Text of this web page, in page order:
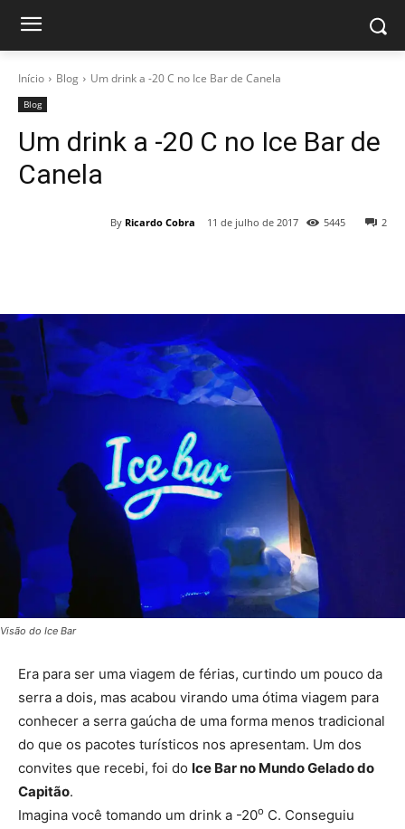
Início Blog Um drink a -20 C no Ice Bar de Canela
Blog
Um drink a -20 C no Ice Bar de
Canela
By Ricardo Cobra 11 de julho de 2017 2
5445
Visão do Ice Bar
Era para ser uma viagem de férias, curtindo um pouco da
serra a dois, mas acabou virando uma ótima viagem para
conhecer a serra gaúcha de uma forma menos tradicional
do que os pacotes turísticos nos apresentam. Um dos
convites que recebi, foi do Ice Bar no Mundo Gelado do
Capitão.
Imagina você tomando um drink a -20o C. Conseguiu